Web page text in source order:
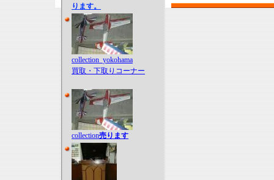
ります。
collection_yokohama
買取・下取りコーナー
collection売ります